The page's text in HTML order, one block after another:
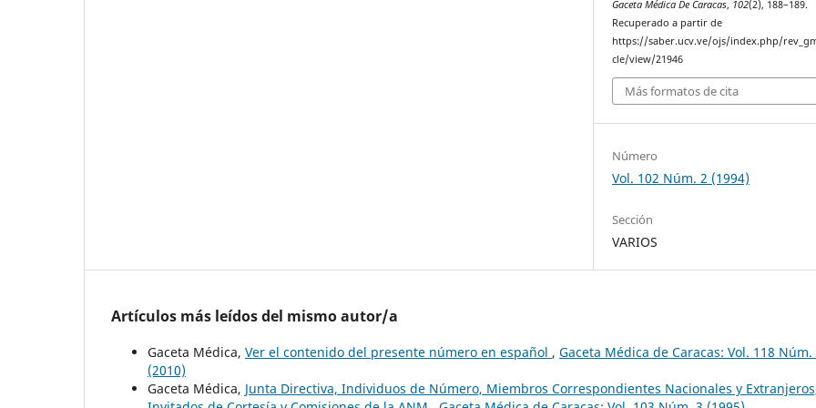
Gaceta Médica De Caracas, 102(2), 188–189.
Recuperado a partir de
https://saber.ucv.ve/ojs/index.php/
cle/view/21946
Más formatos de cita
Número
Vol. 102 Núm. 2 (1994)
Sección
VARIOS
Artículos más leídos del mismo autor/a
Gaceta Médica, Ver el contenido del presente número en español , Gaceta Médica de Caracas: Vol. 118 Núm.
(2010)
Gaceta Médica, Junta Directiva, Individuos de Número, Miembros Correspondientes Nacionales y